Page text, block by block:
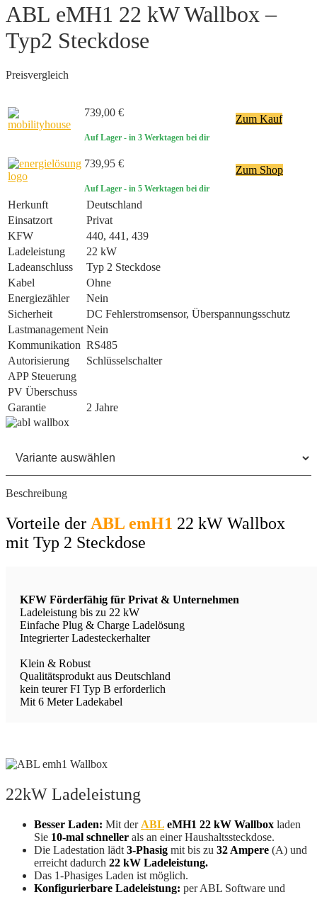
ABL eMH1 22 kW Wallbox –
Typ2 Steckdose
Preisvergleich
739,00 €
Auf Lager - in 3 Werktagen bei dir
Zum Kauf
739,95 €
Auf Lager - in 5 Werktagen bei dir
Zum Shop
Herkunft
Deutschland
Einsatzort
Privat
KFW
440, 441, 439
Ladeleistung
22 kW
Ladeanschluss
Typ 2 Steckdose
Kabel
Ohne
Energiezähler
Nein
Sicherheit
DC Fehlerstromsensor, Überspannungsschutz
Lastmanagement Nein
Kommunikation RS485
Autorisierung
Schlüsselschalter
APP Steuerung
PV Überschuss
Garantie
2 Jahre
Beschreibung
Vorteile der ABL emH1 22 kW Wallbox
mit Typ 2 Steckdose
KFW Förderfähig für Privat & Unternehmen
Ladeleistung bis zu 22 kW
Einfache Plug & Charge Ladelösung
Integrierter Ladesteckerhalter
Klein & Robust
Qualitätsprodukt aus Deutschland
kein teurer FI Typ B erforderlich
Mit 6 Meter Ladekabel
22kW Ladeleistung
Besser Laden: Mit der ABL eMH1 22 kW Wallbox laden
Sie 10-mal schneller als an einer Haushaltssteckdose.
Die Ladestation lädt 3-Phasig mit bis zu 32 Ampere (A) und
erreicht dadurch 22 kW Ladeleistung.
Das 1-Phasiges Laden ist möglich.
Konfigurierbare Ladeleistung: per ABL Software und